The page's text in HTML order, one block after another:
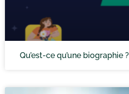
Qu’est-ce qu’une biographie ?